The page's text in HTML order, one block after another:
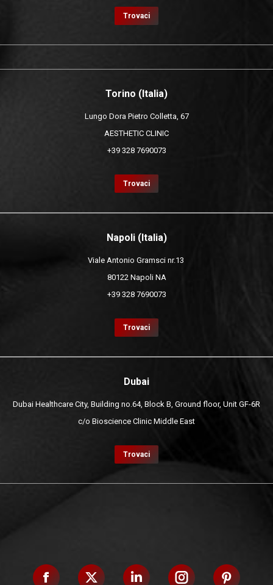
Trovaci
Torino (Italia)
Lungo Dora Pietro Colletta, 67
AESTHETIC CLINIC
+39 328 7690073
Trovaci
Napoli (Italia)
Viale Antonio Gramsci nr.13
80122 Napoli NA
+39 328 7690073
Trovaci
Dubai
Dubai Healthcare City, Building no.64, Block B, Ground floor, Unit GF-6R
c/o Bioscience Clinic Middle East
Trovaci